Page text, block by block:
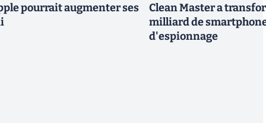
pourrait augmenter ses
Clean Master a
milliard de
d'espionnage